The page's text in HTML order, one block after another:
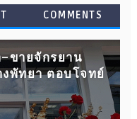
COMMENTS
ขายจักรยาน
งพัทยา ตอบโจทย์